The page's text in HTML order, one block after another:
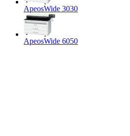
ApeosWide 3030
ApeosWide 6050